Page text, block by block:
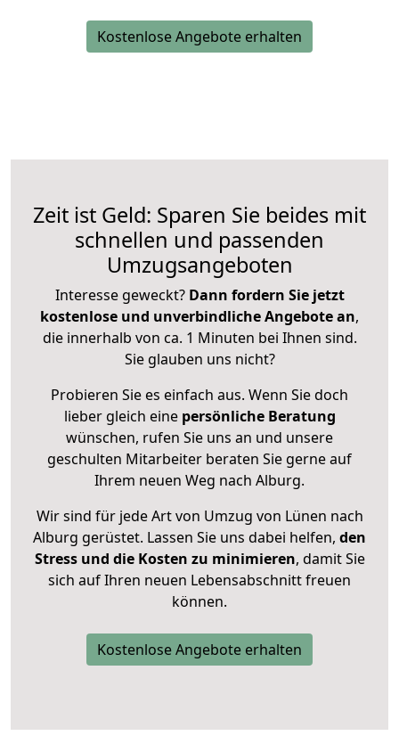
Kostenlose Angebote erhalten
Zeit ist Geld: Sparen Sie beides mit
schnellen und passenden
Umzugsangeboten
Interesse geweckt? Dann fordern Sie jetzt
kostenlose und unverbindliche Angebote an,
die innerhalb von ca. 1 Minuten bei Ihnen sind.
Sie glauben uns nicht?
Probieren Sie es einfach aus. Wenn Sie doch
lieber gleich eine persönliche Beratung
wünschen, rufen Sie uns an und unsere
geschulten Mitarbeiter beraten Sie gerne auf
Ihrem neuen Weg nach Alburg.
Wir sind für jede Art von Umzug von Lünen nach
Alburg gerüstet. Lassen Sie uns dabei helfen, den
Stress und die Kosten zu minimieren, damit Sie
sich auf Ihren neuen Lebensabschnitt freuen
können.
Kostenlose Angebote erhalten